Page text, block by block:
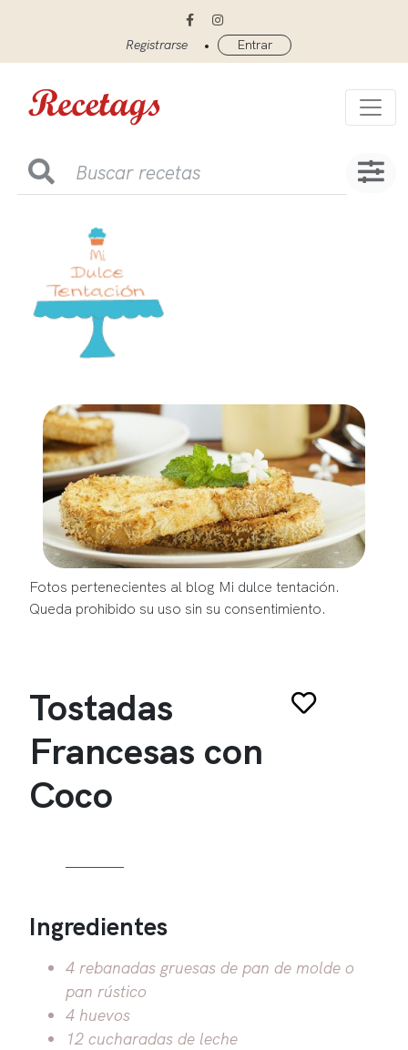
Registrarse • Entrar
Fotos pertenecientes al blog Mi dulce tentación.
Queda prohibido su uso sin su consentimiento.
Tostadas
Francesas con
Coco
Ingredientes
4 rebanadas gruesas de pan de molde o
pan rústico
4 huevos
12 cucharadas de leche